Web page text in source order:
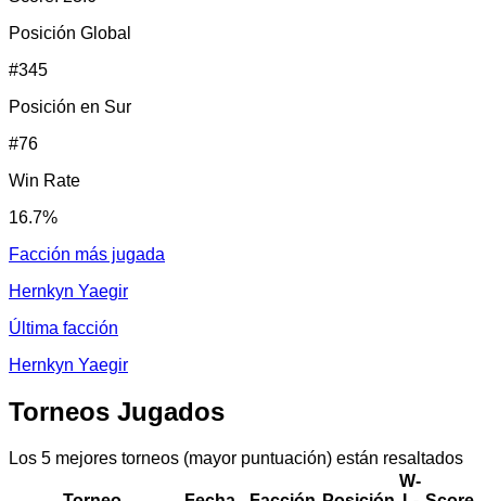
Posición Global
#345
Posición en Sur
#76
Win Rate
16.7%
Facción más jugada
Hernkyn Yaegir
Última facción
Hernkyn Yaegir
Torneos Jugados
Los 5 mejores torneos (mayor puntuación) están resaltados
W-